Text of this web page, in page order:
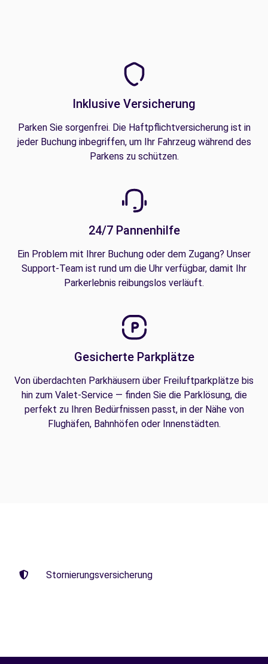
Inklusive Versicherung
Parken Sie sorgenfrei. Die Haftpflichtversicherung ist in
jeder Buchung inbegriffen, um Ihr Fahrzeug während des
Parkens zu schützen.
24/7 Pannenhilfe
Ein Problem mit Ihrer Buchung oder dem Zugang? Unser
Support-Team ist rund um die Uhr verfügbar, damit Ihr
Parkerlebnis reibungslos verläuft.
Gesicherte Parkplätze
Von überdachten Parkhäusern über Freiluftparkplätze bis
hin zum Valet-Service — finden Sie die Parklösung, die
perfekt zu Ihren Bedürfnissen passt, in der Nähe von
Flughäfen, Bahnhöfen oder Innenstädten.
Stornierungsversicherung